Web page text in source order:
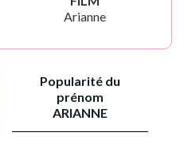
Arianne
Popularité du
prénom
ARIANNE